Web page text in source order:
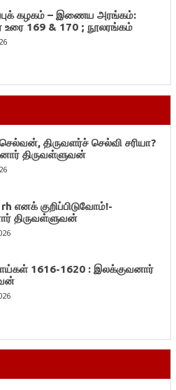
கழகம் – இணைய அரங்கம்:
169 & 170 ; நூலரங்கம்
திருவளர்ச் செல்வி சரியா?
திருவள்ளுவன்
எனக் குறிப்பிடுவோம்!-
திருவள்ளுவன்
1616-1620 : இலக்குவனார்